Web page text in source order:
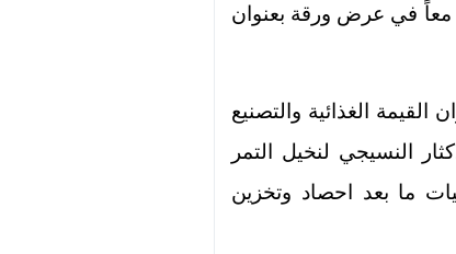
معاً في عرض ورقة بعنوان
الغذائية والتصنيع
النسيجي لنخيل التمر
ما بعد احصاد وتخزين